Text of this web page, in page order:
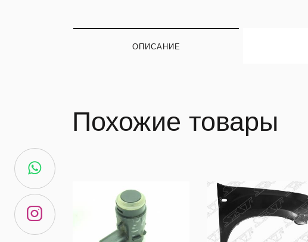
ОПИСАНИЕ
Похожие товары